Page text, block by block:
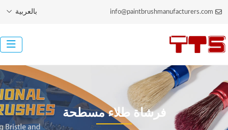
info@paintbrushmanufacturers.com بالعربية
فرشاة طلاء مسطحة